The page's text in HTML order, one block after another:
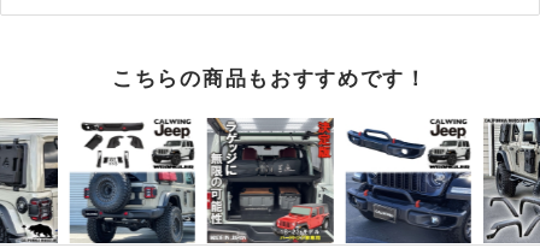
必須
こちらの商品もおすすめです！